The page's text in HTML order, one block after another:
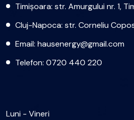
Timișoara: str. Amurgului nr. 1,
Cluj-Napoca: str. Corneliu
Email: hausenergy@gmail.com
Telefon: 0720 440 220
Luni - Vineri